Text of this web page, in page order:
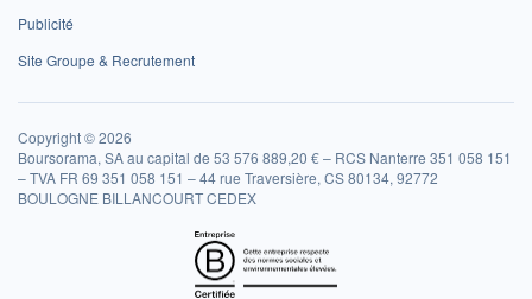
Publicité
Site Groupe & Recrutement
Copyright © 2026
Boursorama, SA au capital de 53 576 889,20 € – RCS Nanterre 351 058 151
– TVA FR 69 351 058 151 – 44 rue Traversière, CS 80134, 92772
BOULOGNE BILLANCOURT CEDEX